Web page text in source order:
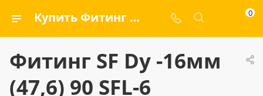
Купить Фитинг SF Dу -16мм (47,6) 90 SFL-6 — ООО «ГИДРАМАКС» 0
Фитинг SF Dу -16мм
(47,6) 90 SFL-6